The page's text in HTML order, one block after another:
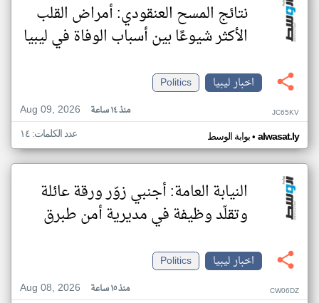
نتائج المسح العنقودي: أمراض القلب
الأكثر شيوعًا بين أسباب الوفاة في ليبيا
اخبار ليبيا
Politics
Aug 09, 2026
منذ ١٤ ساعة JC65KV
بوابة الوسط• alwasat.ly عدد الكلمات: ١٤
النيابة العامة: أجنبي زوّر ورقة عائلة
وتقلّد وظيفة في مديرية أمن طبرق
اخبار ليبيا
Politics
Aug 08, 2026
منذ ١٥ ساعة CW06DZ